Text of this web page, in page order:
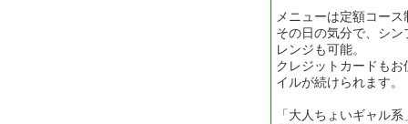
メニューは定額コー
その日の気分で、シ
レンジも可能。
クレジットカードも
イルが続けられます。
「大人ちょいギャル